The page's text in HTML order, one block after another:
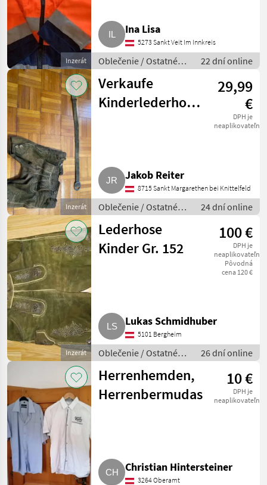
Inzerát
Ina Lisa
5273 Sankt Veit Im Innkreis
Oblečenie / Ostatné
oblečenie
22 dní online
Inzerát
Verkaufe
Kinderlederhose
29,99
€
DPH je
neaplikovateľné
Jakob Reiter
8715 Sankt Margarethen bei Knittelfeld
Oblečenie / Ostatné
oblečenie
24 dní online
Inzerát
Lederhose
Kinder Gr. 152
100 €
DPH je
neaplikovateľné
Pôvodná
cena 120 €
Lukas Schmidhuber
5101 Bergheim
Oblečenie / Ostatné
oblečenie
26 dní online
Herrenhemden,
Herrenbermudas
10 €
DPH je
neaplikovateľné
Christian Hintersteiner
3264 Oberamt